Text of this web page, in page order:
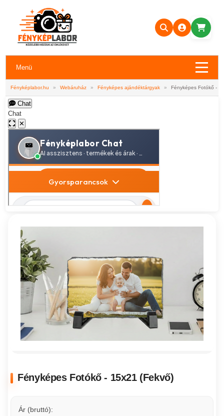
Menü
Fényképlabor.hu » Webáruház » Fényképes ajándéktárgyak » Fényképes Fotókő -
Chat
Chat
✕
Fényképes Fotókő - 15x21 (Fekvő)
Ár (bruttó):